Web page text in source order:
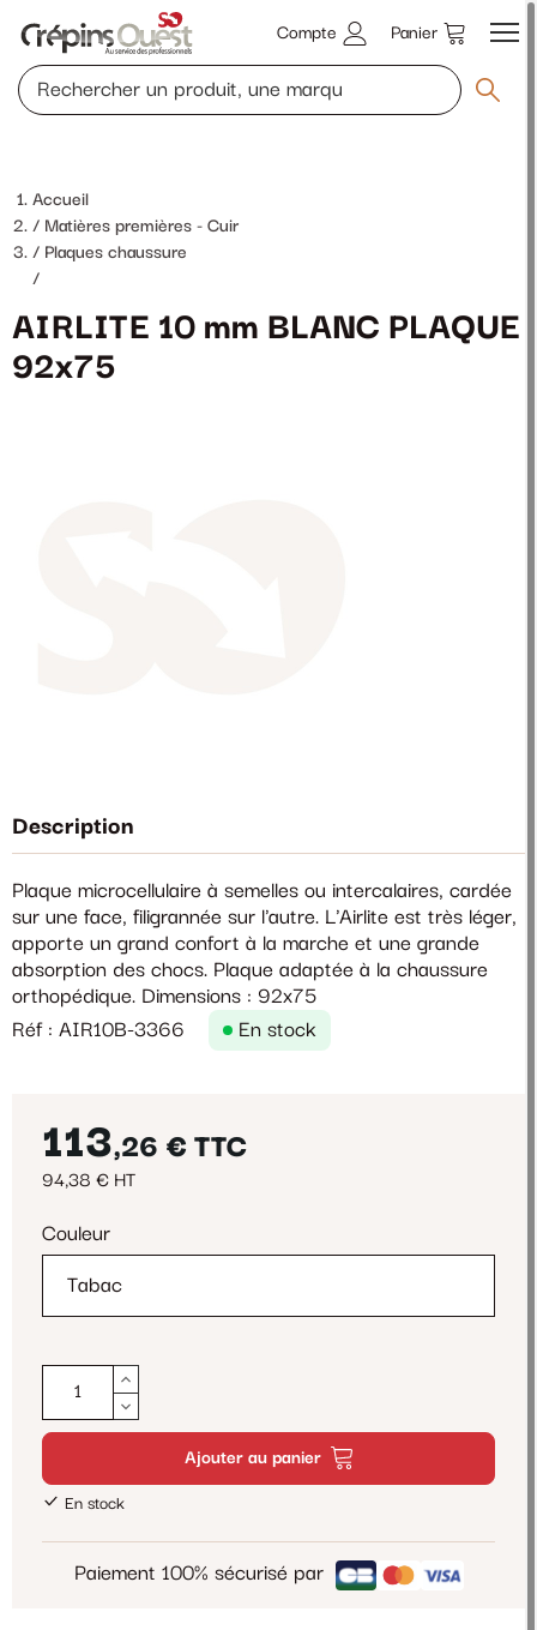
Compte Panier
Accueil
Matières premières - Cuir
Plaques chaussure
/
AIRLITE 10 mm BLANC PLAQUE
92x75
Description
Plaque microcellulaire à semelles ou intercalaires, cardée
sur une face, filigrannée sur l'autre. L'Airlite est très léger,
apporte un grand confort à la marche et une grande
absorption des chocs. Plaque adaptée à la chaussure
orthopédique. Dimensions : 92x75
Réf : AIR10B-3366
En stock
113,26 € TTC
94,38 € HT
Couleur
Ajouter au panier
En stock
Paiement 100% sécurisé par